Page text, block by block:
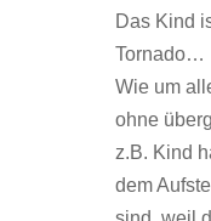
Das Kind
Tornado…
Wie um
ohne
z.B. Kind
dem